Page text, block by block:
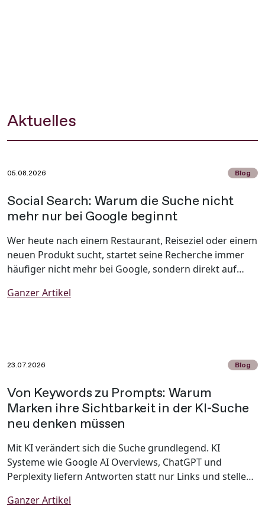
Aktuelles
05.08.2026 Blog
Social Search: Warum die Suche nicht
mehr nur bei Google beginnt
Wer heute nach einem Restaurant, Reiseziel oder einem
neuen Produkt sucht, startet seine Recherche immer
häufiger nicht mehr bei Google, sondern direkt auf
längst von einer reinen Unterhaltungsplattform zu
Ganzer Artikel
23.07.2026 Blog
Von Keywords zu Prompts: Warum
Marken ihre Sichtbarkeit in der KI-Suche
neu denken müssen
Mit KI verändert sich die Suche grundlegend. KI
Systeme wie Google AI Overviews, ChatGPT und
Perplexity liefern Antworten statt nur Links und stellen
klassische SEO allein nicht mehr ausreicht und wie
Ganzer Artikel